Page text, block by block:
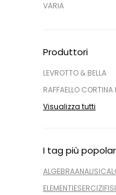
VARIA
Produttori
LEVROTTO & BELLA
RAFFAELLO CORTINA
Visualizza tutti
I tag più
ALGEBRAANALISI
ELEMENTIESERCIZI